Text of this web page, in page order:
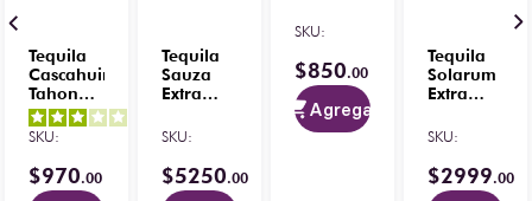
Tequila
Cascahuin
Tahona
Blanco
750 ml
opiniones
SKU:
$970.00
Tequila
Sauza
Extra
150
750 ml
SKU:
$5250.00
Px Añejo
100%
Orgánico
375 ml
SKU:
$850.00
Agregar
Tequila
Solarum
Extra
Cristalino
SKU:
$2999.00